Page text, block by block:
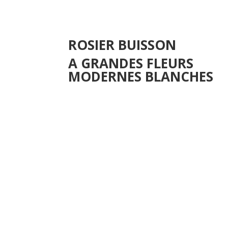
ROSIER BUISSON
A GRANDES FLEURS
MODERNES BLANCHES